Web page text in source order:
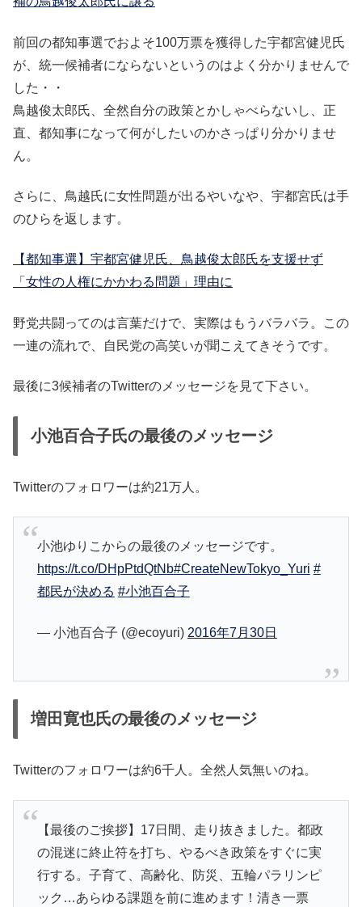
前回の都知事選でおよそ100万票を獲得した宇都宮健児氏
が、統一候補者にならないというのはよく分かりませんで
した・・
鳥越俊太郎氏、全然自分の政策とかしゃべらないし、正
直、都知事になって何がしたいのかさっぱり分かりませ
ん。
さらに、鳥越氏に女性問題が出るやいなや、宇都宮氏は手
のひらを返します。
【都知事選】宇都宮健児氏、鳥越俊太郎氏を支援せず
「女性の人権にかかわる問題」理由に
野党共闘ってのは言葉だけで、実際はもうバラバラ。この
一連の流れで、自民党の高笑いが聞こえてきそうです。
最後に3候補者のTwitterのメッセージを見て下さい。
小池百合子氏の最後のメッセージ
Twitterのフォロワーは約21万人。
小池ゆりこからの最後のメッセージです。
https://t.co/DHpPtdQtNb#CreateNewTokyo_Yuri #
都民が決める #小池百合子
— 小池百合子 (@ecoyuri) 2016年7月30日
増田寛也氏の最後のメッセージ
Twitterのフォロワーは約6千人。全然人気無いのね。
【最後のご挨拶】17日間、走り抜きました。都政
の混迷に終止符を打ち、やるべき政策をすぐに実
行する。子育て、高齢化、防災、五輪パラリンピ
ック…あらゆる課題を前に進めます！清き一票